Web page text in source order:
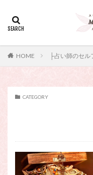
HOME ├占い師のセル
CATEGORY
ー、占い師、占い師に
神さまとのおしゃべり
電話占い師
電話
願いが叶うおまじない